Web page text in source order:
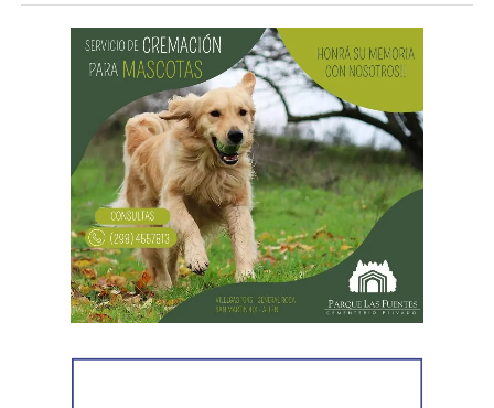
de la UNRN.
Desde Defensa Civil y Desarrollo Social se brindó
ayuda a vecinos de los barrios Fiske Menuco, Nuevo,
Noroeste, Quinta 25, Carlos Soria y Chacramonte,
donde se entregaron nylon, frazadas, colchones, leña
y alimentos.
En paralelo, las cuadrillas municipales realizaron la